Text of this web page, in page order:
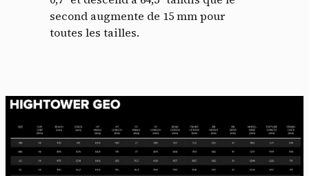
second augmente de 15 mm pour
toutes les tailles.